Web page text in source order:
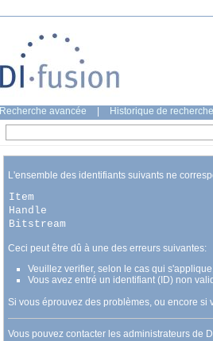
Recherche avancée Historique de recherche
L'ensemble des identifiants suivants ne
Item
Handle
Bitstream
Ceci peut être dû à une des erreurs suivantes:
Veuillez verifier, selon le cas qui
Vous avez entré un identifiant (ID) non
Si vous éprouvez des problèmes, ou encore
Vous pouvez contacter les administrateurs de